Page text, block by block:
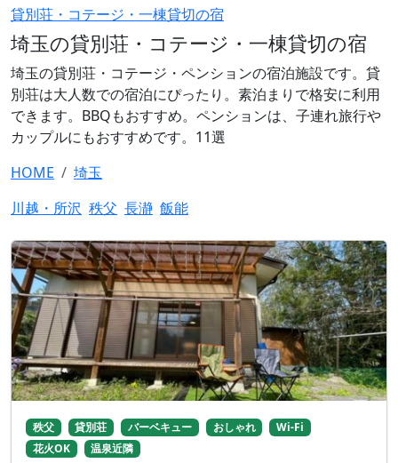
貸別荘・コテージ・一棟貸切の宿
埼玉の貸別荘・コテージ・一棟貸切の宿
埼玉の貸別荘・コテージ・ペンションの宿泊施設です。貸
別荘は大人数での宿泊にぴったり。素泊まりで格安に利用
できます。BBQもおすすめ。ペンションは、子連れ旅行や
カップルにもおすすめです。11選
HOME
埼玉
川越・所沢 秩父 長瀞 飯能
秩父 貸別荘 バーベキュー おしゃれ
Wi-Fi
花火OK
温泉近隣